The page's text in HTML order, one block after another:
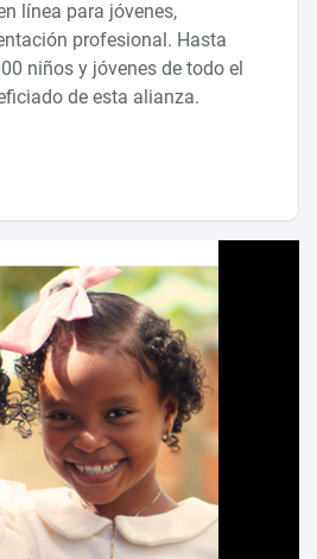
línea para jóvenes,
profesional. Hasta
niños y jóvenes de todo el
de esta alianza.